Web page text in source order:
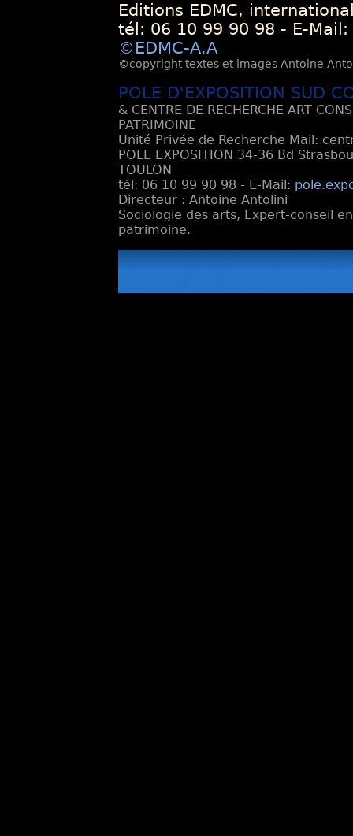
Editions EDMC,
tél: 06 10 99 90 98 - E-Mail:
©EDMC-A.A
©copyright textes et images Antoine
POLE D'EXPOSITION SUD
& CENTRE DE RECHERCHE ART
PATRIMOINE
Unité Privée de Recherche Mail:
POLE EXPOSITION 34-36 Bd
TOULON
tél: 06 10 99 90 98 - E-Mail:
Directeur : Antoine Antolini
Sociologie des arts, Expert-conseil
patrimoine.